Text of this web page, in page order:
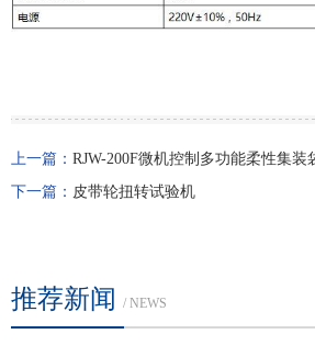
上一篇： RJW-200F微机控制多功能柔性集装
下一篇： 皮带轮扭转试验机
推荐新闻 / NEWS